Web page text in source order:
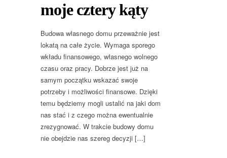
moje cztery kąty
Budowa własnego domu przeważnie jest
lokatą na całe życie. Wymaga sporego
wkładu finansowego, własnego wolnego
czasu oraz pracy. Dobrze jest już na
samym początku wskazać swoje
potrzeby i możliwości finansowe. Dzięki
temu będziemy mogli ustalić na jaki dom
nas stać i z czego można ewentualnie
zrezygnować. W trakcie budowy domu
nie obejdzie nas szereg decyzji […]